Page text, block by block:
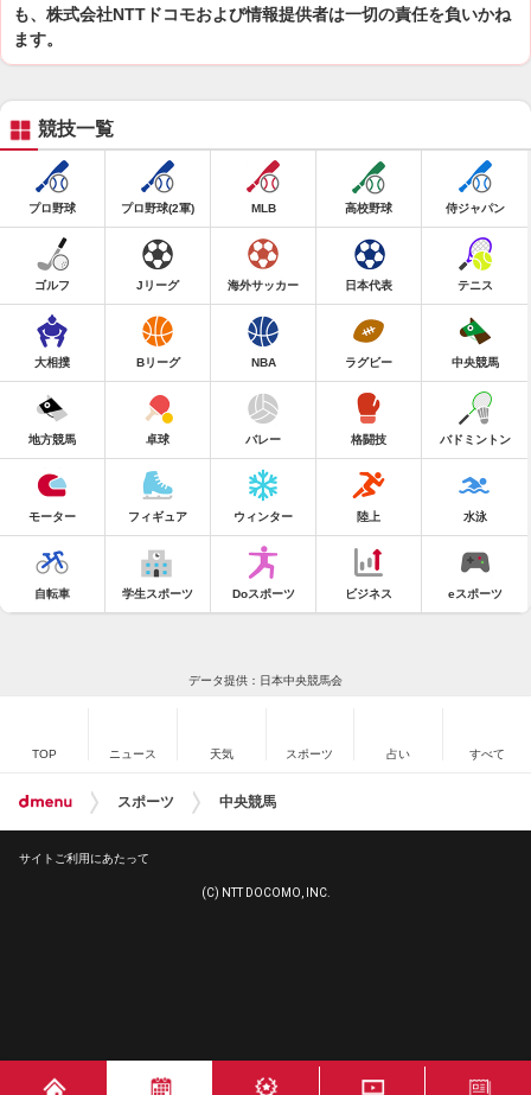
も、株式会社NTTドコモおよび情報提供者は一切の責任を負いかね
ます。
競技一覧
プロ野球 プロ野球(2軍) MLB 高校野球 侍ジャパン
ゴルフ Jリーグ 海外サッカー 日本代表 テニス
大相撲 Bリーグ NBA ラグビー 中央競馬
地方競馬 卓球 バレー 格闘技 バドミントン
モーター フィギュア ウィンター 陸上 水泳
自転車 学生スポーツ Doスポーツ ビジネス eスポーツ
データ提供：日本中央競馬会
TOP ニュース 天気 スポーツ 占い すべて
スポーツ 中央競馬
サイトご利用にあたって
(C) NTT DOCOMO, INC.